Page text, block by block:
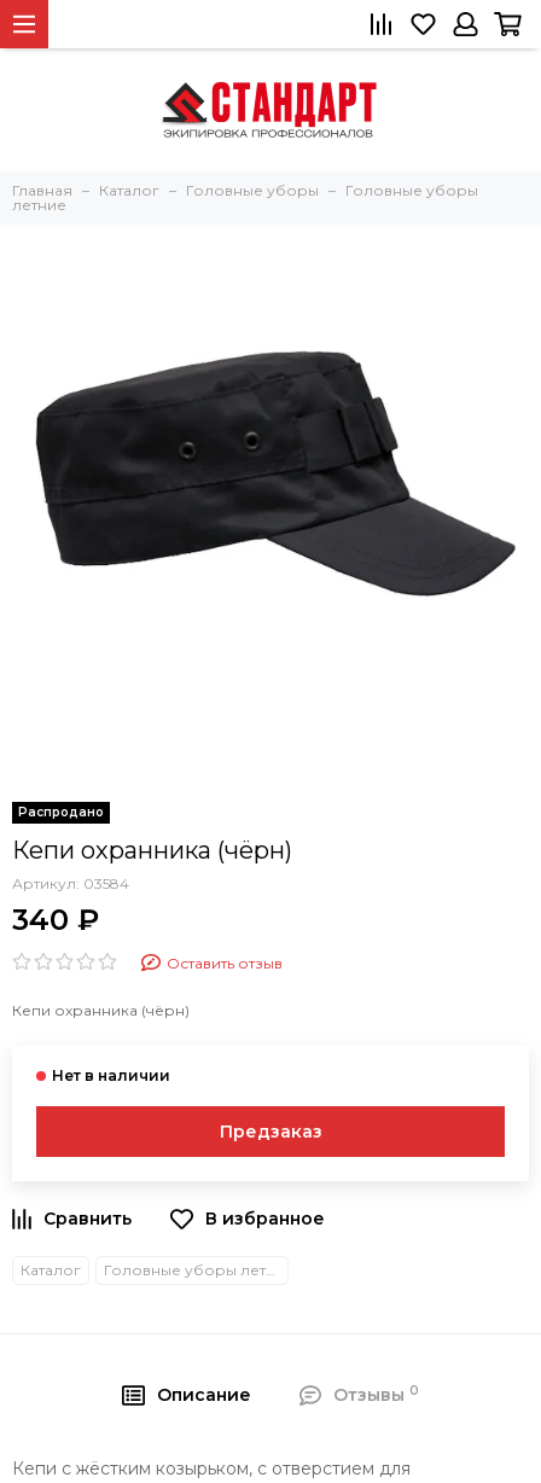
Главная Каталог Головные уборы
Головные уборы
летние
Кепи охранника (чёрн)
Артикул: 03584
340 ₽
Оставить отзыв
Кепи охранника (чёрн)
Предзаказ
В избранное
Каталог Головные уборы летние
Описание Отзывы 0
Кепи с жёстким козырьком, с отверстием для